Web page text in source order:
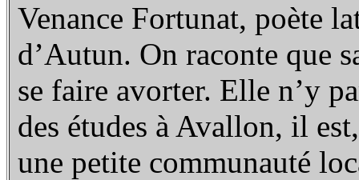
Venance Fortunat, poète
d’Autun. On raconte que
se faire avorter. Elle n’y
des études à Avallon, il
une petite communauté